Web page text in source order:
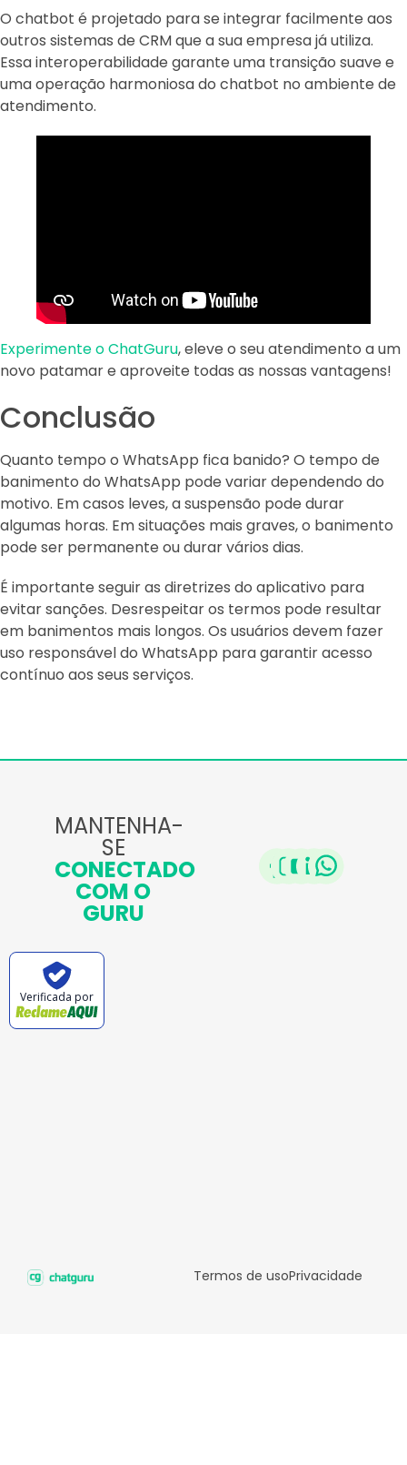
O chatbot é projetado para se integrar facilmente aos
outros sistemas de CRM que a sua empresa já utiliza.
Essa interoperabilidade garante uma transição suave e
uma operação harmoniosa do chatbot no ambiente de
atendimento.
Experimente o ChatGuru, eleve o seu atendimento a um
novo patamar e aproveite todas as nossas vantagens!
Conclusão
Quanto tempo o WhatsApp fica banido? O tempo de
banimento do WhatsApp pode variar dependendo do
motivo. Em casos leves, a suspensão pode durar
algumas horas. Em situações mais graves, o banimento
pode ser permanente ou durar vários dias.
É importante seguir as diretrizes do aplicativo para
evitar sanções. Desrespeitar os termos pode resultar
em banimentos mais longos. Os usuários devem fazer
uso responsável do WhatsApp para garantir acesso
contínuo aos seus serviços.
MANTENHA-
SE
CONECTADO
COM O
GURU
Verificada por
Termos de usoPrivacidade